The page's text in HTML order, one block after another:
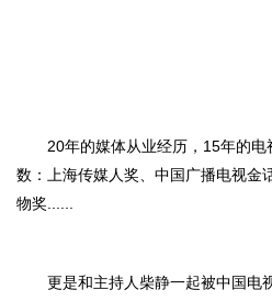
20年的媒体从业经历，15年的
数：上海传媒人奖、中国广播电视金
物奖......
更是和主持人柴静一起被中国电